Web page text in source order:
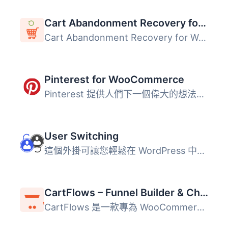
Cart Abandonment Recovery for WooCommerce – Recover Lost Sales with Automated Emails
Cart Abandonment Recovery for WooCommerce 是一款免費的外...
Pinterest for WooCommerce
Pinterest 提供人們下一個偉大的想法。它部分收藏品，部分市...
User Switching
這個外掛可讓您輕鬆在 WordPress 中點擊按鈕即可快速切換使用...
CartFlows – Funnel Builder & Checkout Plugin for WooCommerce
CartFlows 是一款專為 WooCommerce 設計的銷售漏斗建構器與結...